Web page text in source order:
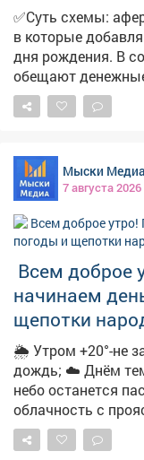
✅Суть схемы:
в которые
дня рождения. В
обещают
технику и
праздника. Мошенники торопят, якобы акция
перейти по ссылке. ➡️ ❗️Будьте
предупредите
она может быть
потерять деньги и
персональные
маркетплейсы
ресурсах.
Мыски
7 августа 2026
Всем доброе
начинаем
щепотки
🌦 Утром +20°-не
дождь; ☁️ Днём температура поднимется до +24°, но
небо останется пасмурным; 🌙
облачность с прояснениями; 🌜
+15°-облачно с
сегодняшним